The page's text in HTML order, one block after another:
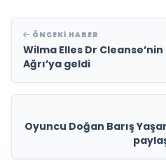
ÖNCEKI HABER
Wilma Elles Dr Cleanse’nin
Ağrı’ya geldi
Oyuncu Doğan Barış